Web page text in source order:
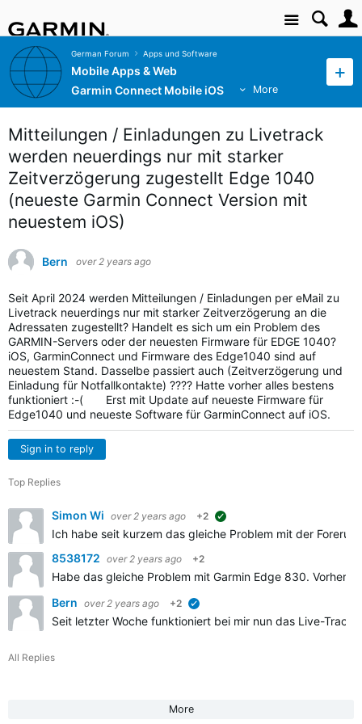
Site
German Forum Apps und Software
Mobile Apps & Web
Garmin Connect Mobile iOS
More
Mitteilungen / Einladungen zu Livetrack
werden neuerdings nur mit starker
Zeitverzögerung zugestellt Edge 1040
(neueste Garmin Connect Version mit
neuestem iOS)
Bern over 2 years ago
Seit April 2024 werden Mitteilungen / Einladungen per eMail zu
Livetrack neuerdings nur mit starker Zeitverzögerung an die
Adressaten zugestellt? Handelt es sich um ein Problem des
GARMIN-Servers oder der neuesten Firmware für EDGE 1040?
iOS, GarminConnect und Firmware des Edge1040 sind auf
neuestem Stand. Dasselbe passiert auch (Zeitverzögerung und
Einladung für Notfallkontakte) ???? Hatte vorher alles bestens
funktioniert :-( Erst mit Update auf neueste Firmware für
Edge1040 und neueste Software für GarminConnect auf iOS.
Sign in to reply
Top Replies
Simon Wi over 2 years ago +2
Ich habe seit kurzem das gleiche Problem mit der
8538172 over 2 years ago +2
Habe das gleiche Problem mit Garmin Edge 830. Vorher
Bern over 2 years ago +2
Seit letzter Woche funktioniert bei mir nun das Live-
All Replies
More